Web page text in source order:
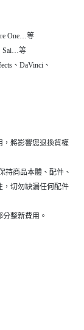
One…等
Sai…等
、DaVinci、
，將影響您退換貨權
持商品本體、配件、
，切勿缺漏任何配件
整新費用。